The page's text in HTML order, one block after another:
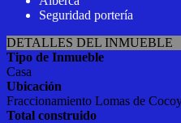
Seguridad portería
DETALLES DEL INMUEBLE
Tipo de Inmueble
Casa
Ubicación
Fraccionamiento Lomas de
Total construido